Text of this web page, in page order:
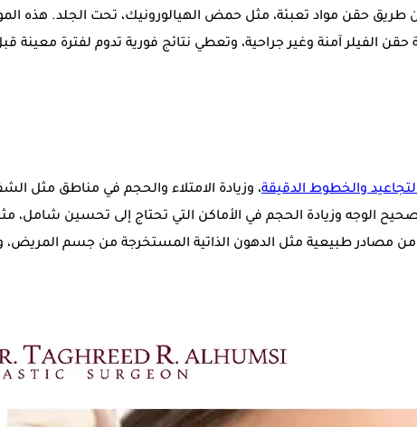
حقن مواد تعبئة، مثل حمض الهيالورونيك، تحت الجلد. هذه
الفيلر آمنة وغير جراحية، وتعطي نتائج فورية تدوم لفترة معينة قبل
والخطوط الدقيقة، وزيادة الامتلاء والحجم في مناطق مثل
الوجه وزيادة الحجم في الأماكن التي تحتاج إلى تحسين شامل،
من مصادر طبيعية مثل الدهون الذاتية المستخرجة من جسم